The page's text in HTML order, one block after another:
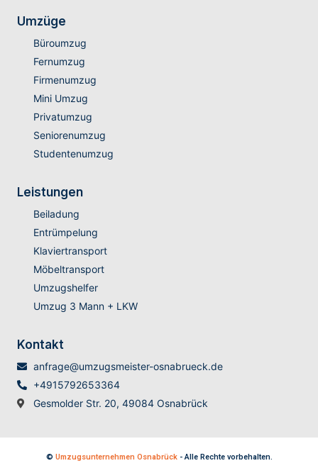
Umzüge
Büroumzug
Fernumzug
Firmenumzug
Mini Umzug
Privatumzug
Seniorenumzug
Studentenumzug
Leistungen
Beiladung
Entrümpelung
Klaviertransport
Möbeltransport
Umzugshelfer
Umzug 3 Mann + LKW
Kontakt
anfrage@umzugsmeister-osnabrueck.de
+4915792653364
Gesmolder Str. 20, 49084 Osnabrück
© Umzugsunternehmen Osnabrück- Alle Rechte vorbehalten.